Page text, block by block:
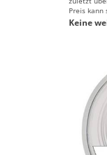
Preis kann
Keine